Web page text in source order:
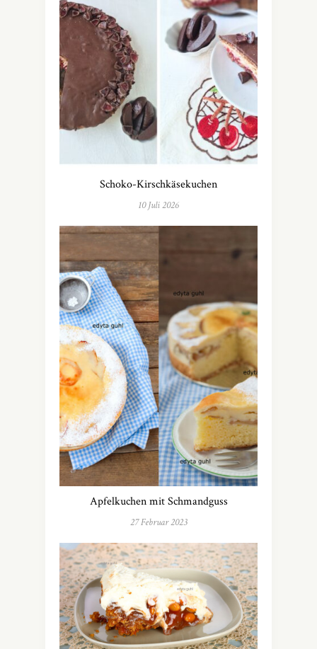
Schoko-Kirschkäsekuchen
10 Juli 2026
Apfelkuchen mit Schmandguss
27 Februar 2023